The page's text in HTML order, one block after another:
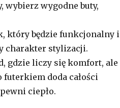
wybierz wygodne buty,
który będzie funkcjonalny i
charakter stylizacji.
gdzie liczy się komfort, ale
futerkiem doda całości
ciepło.